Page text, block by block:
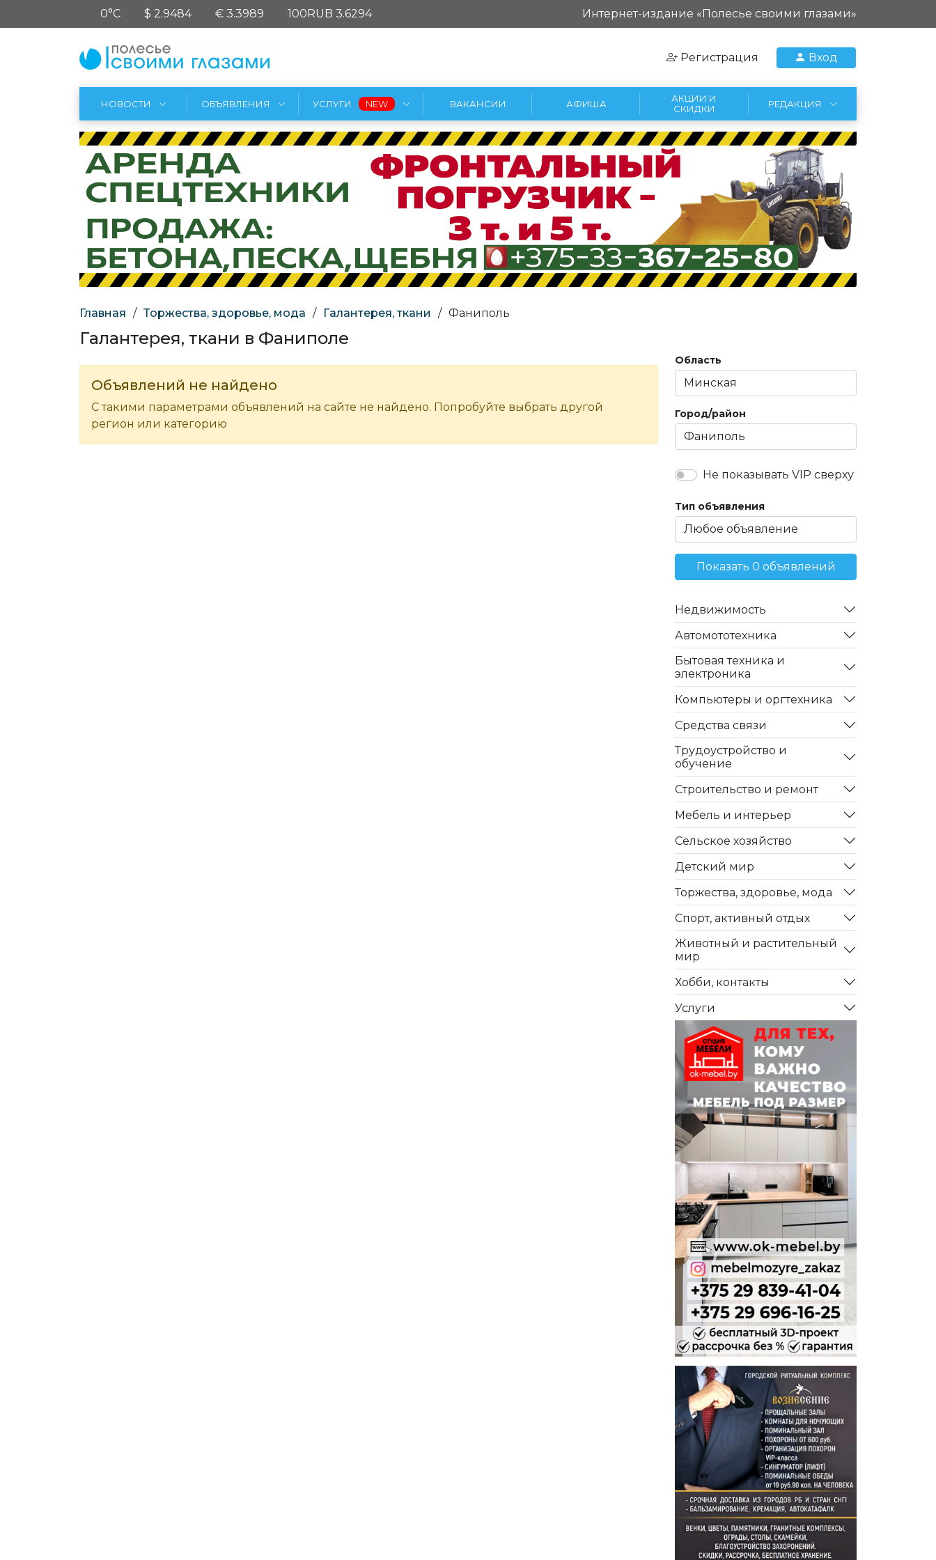
0°C $ 2.9484 € 3.3989 100RUB 3.6294 Интернет-издание «Полесье своими глазами»
Регистрация Вход
НОВОСТИ ОБЪЯВЛЕНИЯ УСЛУГИ ВАКАНСИИ АФИША
АКЦИИ И
СКИДКИ
РЕДАКЦИЯ
Главная / Торжества, здоровье, мода / Галантерея, ткани / Фаниполь
Галантерея, ткани в Фаниполе
Объявлений не найдено
С такими параметрами объявлений на сайте не найдено. Попробуйте выбрать другой
регион или категорию
Область
Город/район
Не показывать VIP сверху
Тип объявления
Показать 0 объявлений
Недвижимость
Автомототехника
Бытовая техника и
электроника
Компьютеры и оргтехника
Средства связи
Трудоустройство и
обучение
Строительство и ремонт
Мебель и интерьер
Сельское хозяйство
Детский мир
Торжества, здоровье, мода
Спорт, активный отдых
Животный и растительный
мир
Хобби, контакты
Услуги